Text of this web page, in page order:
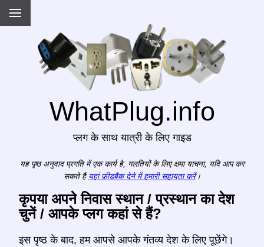
WhatPlug.info
प्लग के साथ यात्री के लिए गाइड
यह पृष्ठ अनुवाद प्रगति में एक कार्य है, गलतियों के लिए क्षमा याचना, यदि आप कर
सकते हैं यहां फ़ीडबैक देने में हमारी सहायता करें।
कृपया अपने निवास स्थान / प्रस्थान का देश
चुनें / आपके प्लग कहां से हैं?
इस पृष्ठ के बाद, हम आपसे आपके गंतव्य देश के लिए पूछेंगे।